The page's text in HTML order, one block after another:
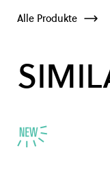
Alle Produkte